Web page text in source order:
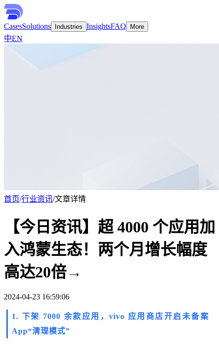
CasesSolutions Industries InsightsFAQ More
中EN
首页/行业资讯/文章详情
【今日资讯】超 4000 个应用加
入鸿蒙生态！两个月增长幅度
高达20倍→
2024-04-23 16:59:06
1. 下架 7000 余款应用，vivo 应用商店开启未备案
App“清理模式”